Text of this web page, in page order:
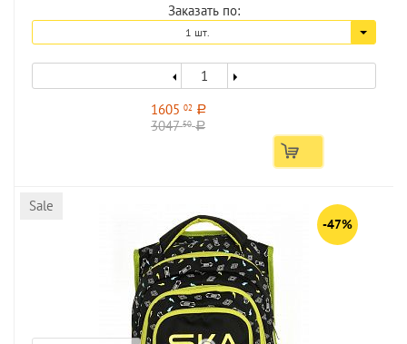
Заказать по:
1 шт.
1605 02 a
304750 a
Sale
-47%